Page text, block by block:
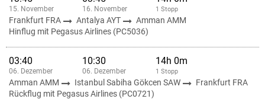
15. November 16. November 1 Stopp
Frankfurt FRA Antalya AYT
Amman AMM
Hinflug mit Pegasus Airlines (PC5036)
03:40
06. Dezember
10:30
06. Dezember
14h 0m
1 Stopp
Amman AMM Istanbul Sabiha Gökcen SAW
Frankfurt FRA
Rückflug mit Pegasus Airlines (PC0721)